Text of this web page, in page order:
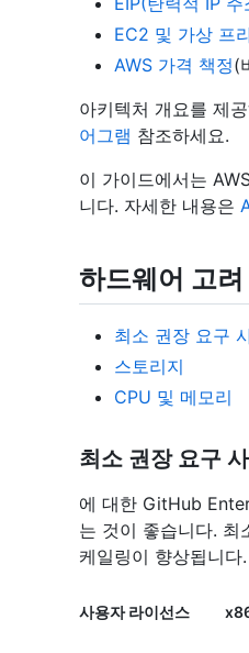
EC2 및 가상 프
AWS 가격 책정(
아키텍처 개요를 제
어그램 참조하세요.
이 가이드에서는
니다. 자세한 내용은
하드웨어 고
최소 권장 요구
스토리지
CPU 및 메모리
최소 권장 요구
에 대한 GitHub
는 것이 좋습니다. 최
케일링이 향상됩니다.
사용자 라이선스